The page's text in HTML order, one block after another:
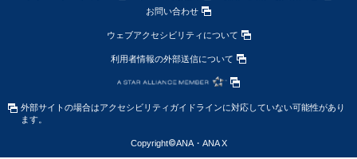
お問い合わせ
ウェブアクセシビリティについて
利用者情報の外部送信について
外部サイトの場合はアクセシビリティガイドラインに対応していない可能性があり
ます。
Copyright©ANA・ANA X